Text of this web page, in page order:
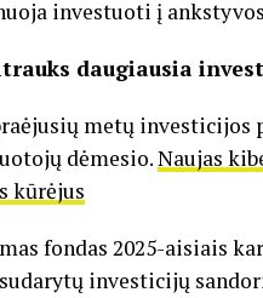
investuoti į
daugiausia
metų
dėmesio.Naujas
kūrėjus
fondas 2025-aisiais
investicijų